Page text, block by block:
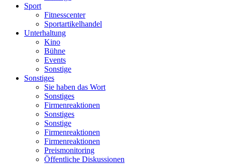
Sport
Fitnesscenter
Sportartikelhandel
Unterhaltung
Kino
Bühne
Events
Sonstige
Sonstiges
Sie haben das Wort
Sonstiges
Firmenreaktionen
Sonstiges
Sonstige
Firmenreaktionen
Firmenreaktionen
Preismonitoring
Öffentliche Diskussionen